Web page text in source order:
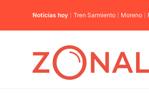
Noticias hoy Tren Sarmiento Moreno